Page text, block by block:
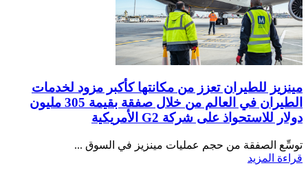
مينزيز للطيران تعزز من مكانتها كأكبر مزود لخدمات
الطيران في العالم من خلال صفقة بقيمة 305 مليون
دولار للاستحواذ على شركة G2 الأمريكية
توسِّع الصفقة من حجم عمليات مينزيز في السوق ...
قراءة المزيد